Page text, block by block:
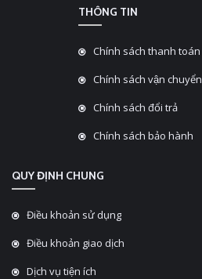
THÔNG TIN
Chính sách thanh toán
Chính sách vận chuyển
Chính sách đổi trả
Chính sách bảo hành
QUY ĐỊNH CHUNG
Điều khoản sử dụng
Điều khoản giao dịch
Dịch vụ tiện ích